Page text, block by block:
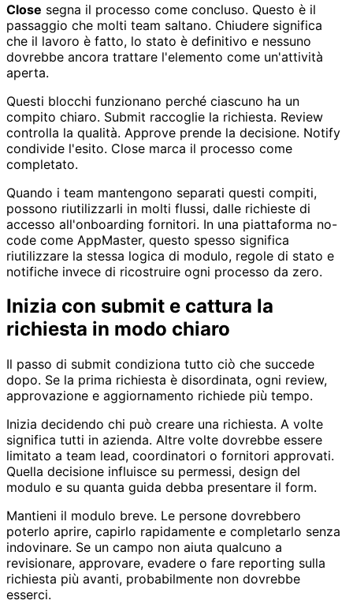
Close segna il processo come concluso. Questo è il
passaggio che molti team saltano. Chiudere significa
che il lavoro è fatto, lo stato è definitivo e nessuno
dovrebbe ancora trattare l'elemento come un'attività
aperta.
Questi blocchi funzionano perché ciascuno ha un
compito chiaro. Submit raccoglie la richiesta. Review
controlla la qualità. Approve prende la decisione. Notify
condivide l'esito. Close marca il processo come
completato.
Quando i team mantengono separati questi compiti,
possono riutilizzarli in molti flussi, dalle richieste di
accesso all'onboarding fornitori. In una piattaforma no-
code come AppMaster, questo spesso significa
riutilizzare la stessa logica di modulo, regole di stato e
notifiche invece di ricostruire ogni processo da zero.
Inizia con submit e cattura la
richiesta in modo chiaro
Il passo di submit condiziona tutto ciò che succede
dopo. Se la prima richiesta è disordinata, ogni review,
approvazione e aggiornamento richiede più tempo.
Inizia decidendo chi può creare una richiesta. A volte
significa tutti in azienda. Altre volte dovrebbe essere
limitato a team lead, coordinatori o fornitori approvati.
Quella decisione influisce su permessi, design del
modulo e su quanta guida debba presentare il form.
Mantieni il modulo breve. Le persone dovrebbero
poterlo aprire, capirlo rapidamente e completarlo senza
indovinare. Se un campo non aiuta qualcuno a
revisionare, approvare, evadere o fare reporting sulla
richiesta più avanti, probabilmente non dovrebbe
esserci.